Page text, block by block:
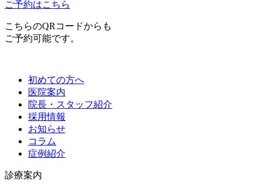
ご予約はこちら
こちらのQRコードからも
ご予約可能です。
初めての方へ
医院案内
院長・スタッフ紹介
採用情報
お知らせ
コラム
症例紹介
診療案内